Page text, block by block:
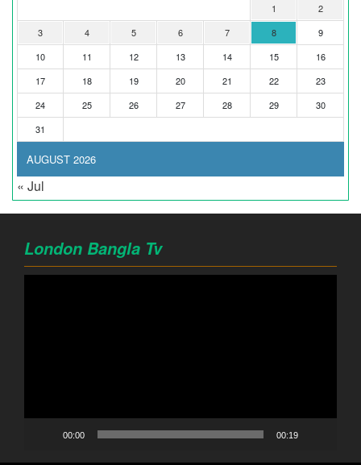
AUGUST 2026
1
2
3
4 5 6 7 8
9
10
11 12 13 14 15
16
17
18 19 20 21 22
23
24
25 26 27 28 29
30
31
« Jul
London Bangla Tv
00:00 00:19